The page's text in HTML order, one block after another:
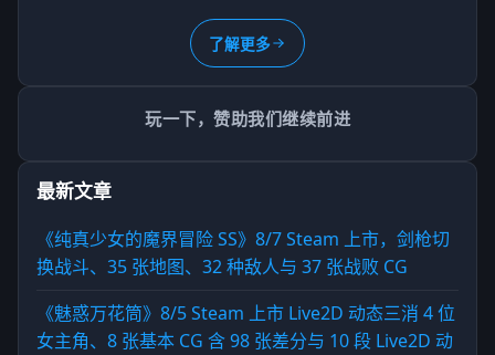
了解更多
玩一下，赞助我们继续前进
最新文章
《纯真少女的魔界冒险 SS》8/7 Steam 上市，剑枪切
换战斗、35 张地图、32 种敌人与 37 张战败 CG
《魅惑万花筒》8/5 Steam 上市 Live2D 动态三消 4 位
女主角、8 张基本 CG 含 98 张差分与 10 段 Live2D 动